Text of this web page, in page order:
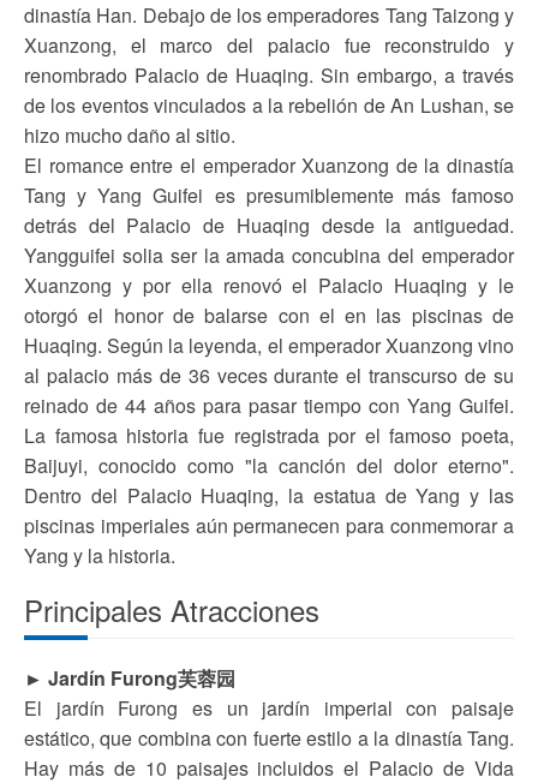
dinastía Han. Debajo de los emperadores Tang Taizong y
Xuanzong, el marco del palacio fue reconstruido y
renombrado Palacio de Huaqing. Sin embargo, a través
de los eventos vinculados a la rebelión de An Lushan, se
hizo mucho daño al sitio.
El romance entre el emperador Xuanzong de la dinastía
Tang y Yang Guifei es presumiblemente más famoso
detrás del Palacio de Huaqing desde la antiguedad.
Yangguifei solia ser la amada concubina del emperador
Xuanzong y por ella renovó el Palacio Huaqing y le
otorgó el honor de balarse con el en las piscinas de
Huaqing. Según la leyenda, el emperador Xuanzong vino
al palacio más de 36 veces durante el transcurso de su
reinado de 44 años para pasar tiempo con Yang Guifei.
La famosa historia fue registrada por el famoso poeta,
Baijuyi, conocido como "la canción del dolor eterno".
Dentro del Palacio Huaqing, la estatua de Yang y las
piscinas imperiales aún permanecen para conmemorar a
Yang y la historia.
Principales Atracciones
► Jardín Furong芙蓉园
El jardín Furong es un jardín imperial con paisaje
estático, que combina con fuerte estilo a la dinastía Tang.
Hay más de 10 paisajes incluidos el Palacio de Vida